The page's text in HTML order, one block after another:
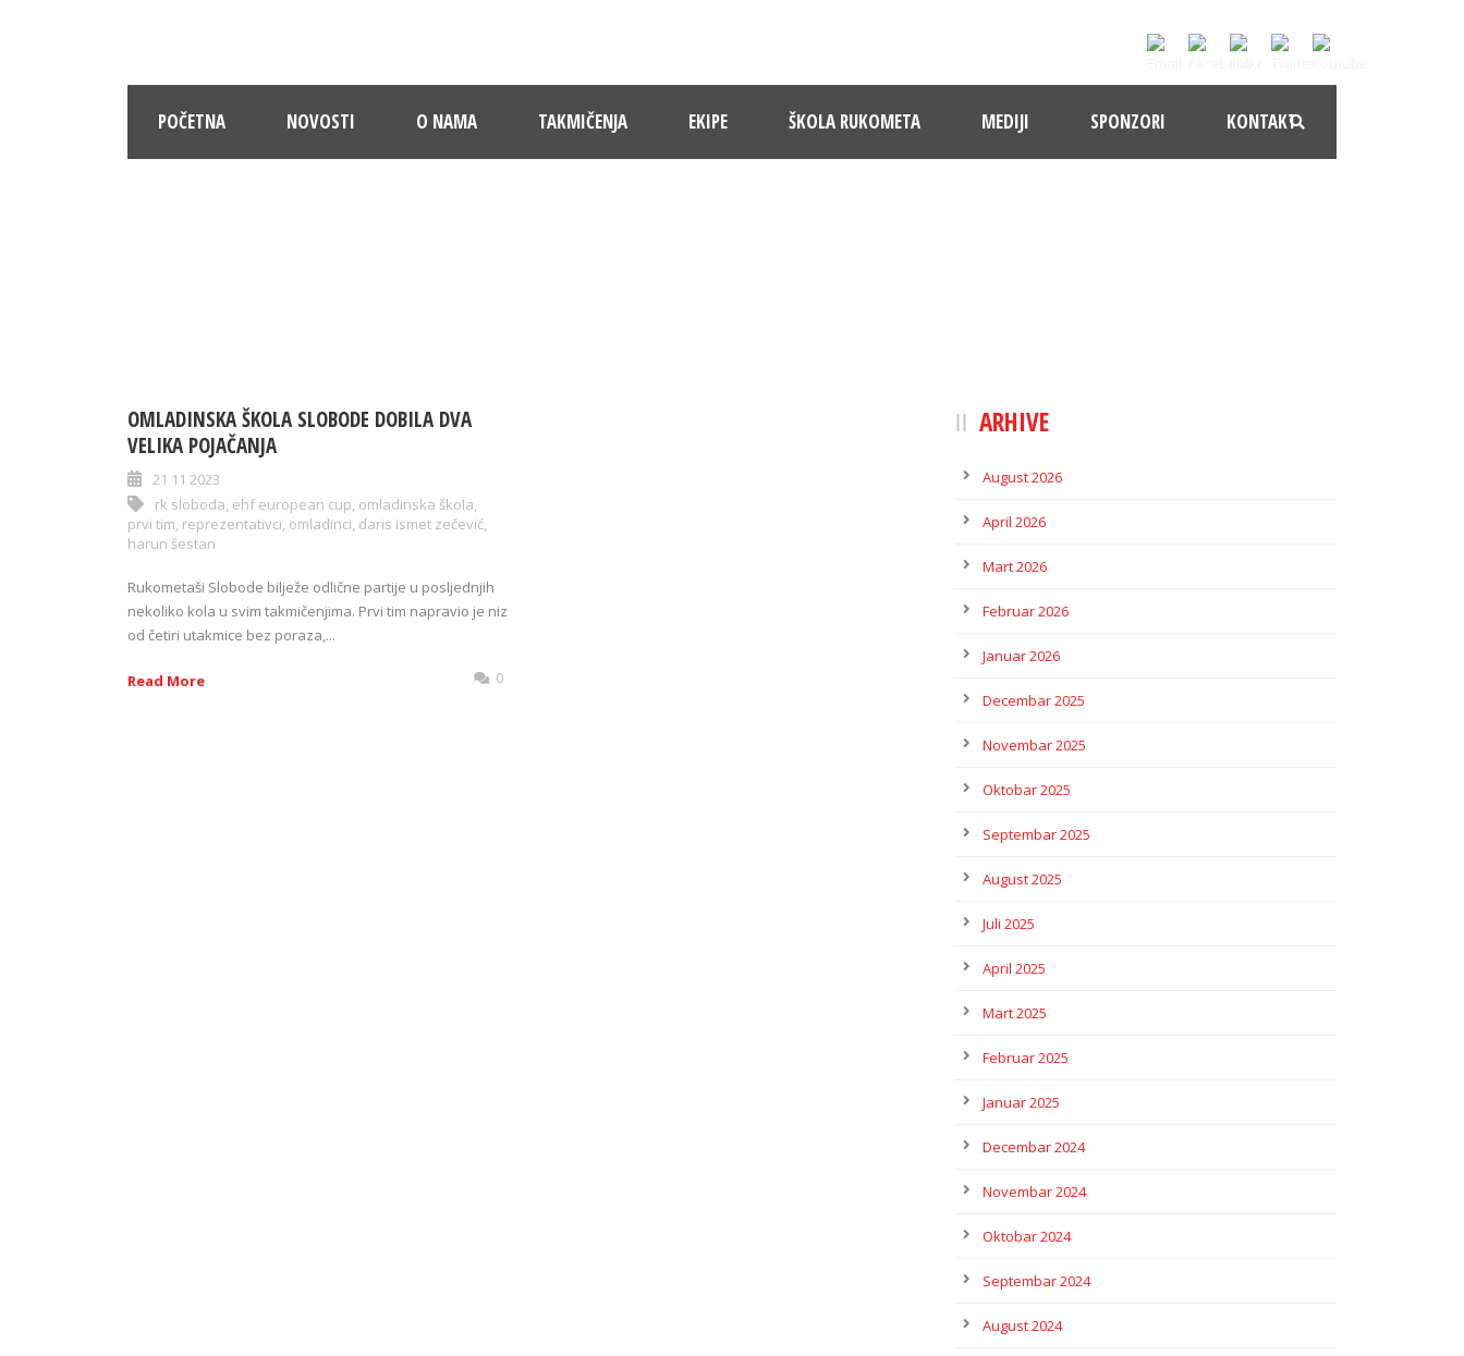
POČETNA NOVOSTI O NAMA TAKMIČENJA EKIPE ŠKOLA RUKOMETA MEDIJI SPONZORI KONTAKT
OMLADINSKA ŠKOLA SLOBODE DOBILA DVA
VELIKA POJAČANJA
21 11 2023
rk sloboda, ehf european cup, omladinska škola,
prvi tim, reprezentativci, omladinci, daris ismet zečević,
harun šestan
Rukometaši Slobode bilježe odlične partije u posljednjih
nekoliko kola u svim takmičenjima. Prvi tim napravio je niz
od četiri utakmice bez poraza,...
Read More 0
ARHIVE
August 2026
April 2026
Mart 2026
Februar 2026
Januar 2026
Decembar 2025
Novembar 2025
Oktobar 2025
Septembar 2025
August 2025
Juli 2025
April 2025
Mart 2025
Februar 2025
Januar 2025
Decembar 2024
Novembar 2024
Oktobar 2024
Septembar 2024
August 2024